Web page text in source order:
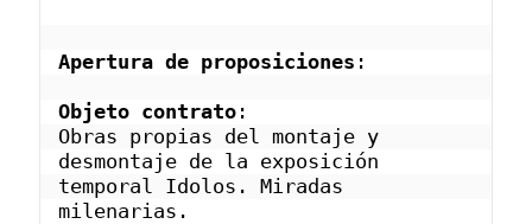
Apertura de proposiciones :
Objeto contrato :
Obras propias del montaje y
desmontaje de la exposición
temporal Idolos. Miradas
milenarias.